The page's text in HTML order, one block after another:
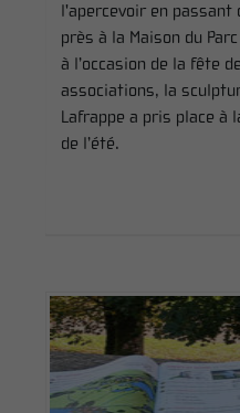
l'apercevoir en passant
près à la Maison du
à l’occasion de la fête
associations, la
Lafrappe a pris place à
de l’été.